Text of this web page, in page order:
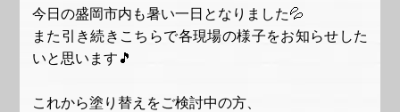
今日の盛岡市内も暑い一日となりました💦
また引き続きこちらで各現場の様子をお知らせした
いと思います🎵
これから塗り替えをご検討中の方、